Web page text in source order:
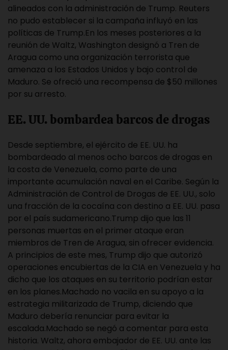
alineados con la administración de Trump. Reuters
no pudo establecer si la campaña influyó en las
políticas de Trump.En los meses posteriores a la
reunión de Waltz, Washington designó a Tren de
Aragua como una organización terrorista que
amenaza a los Estados Unidos y bajo control de
Maduro. Se ofreció una recompensa de $50 millones
por su arresto.
EE. UU. bombardea barcos de drogas
Desde septiembre, el ejército de EE. UU. ha
bombardeado al menos ocho barcos de drogas en
la costa de Venezuela, como parte de una
importante acumulación naval en el Caribe. Según la
Administración de Control de Drogas de EE. UU., solo
una fracción de la cocaína con destino a EE. UU. pasa
por el país sudamericano.Trump dijo que las 11
personas muertas en el primer ataque eran
miembros de Tren de Aragua, sin ofrecer evidencia.
A principios de este mes, Trump dijo que autorizó
operaciones encubiertas de la CIA en Venezuela y ha
dicho que los ataques en su territorio podrían estar
en los planes.Machado no vacila en su apoyo a la
estrategia militarizada de Trump, diciendo que
Maduro debería renunciar para evitar la
escalada.Machado se negó a comentar para esta
historia. Waltz, ahora embajador de EE. UU. ante las